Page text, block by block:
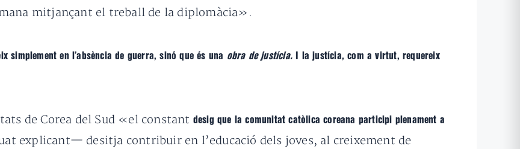
mitjançant el treball de la diplomàcia».
simplement en l’absència de guerra, sinó que és una obra de justícia. I la justícia, com a virtut, requereix
de Corea del Sud «el constant desig que la comunitat catòlica coreana participi plenament a
explicant— desitja contribuir en l’educació dels joves, al creixement de